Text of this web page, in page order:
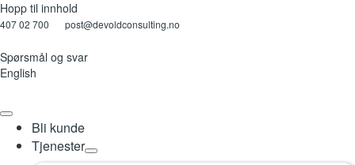
Hopp til innhold
407 02 700 post@devoldconsulting.no
Spørsmål og svar
English
Bli kunde
Tjenester